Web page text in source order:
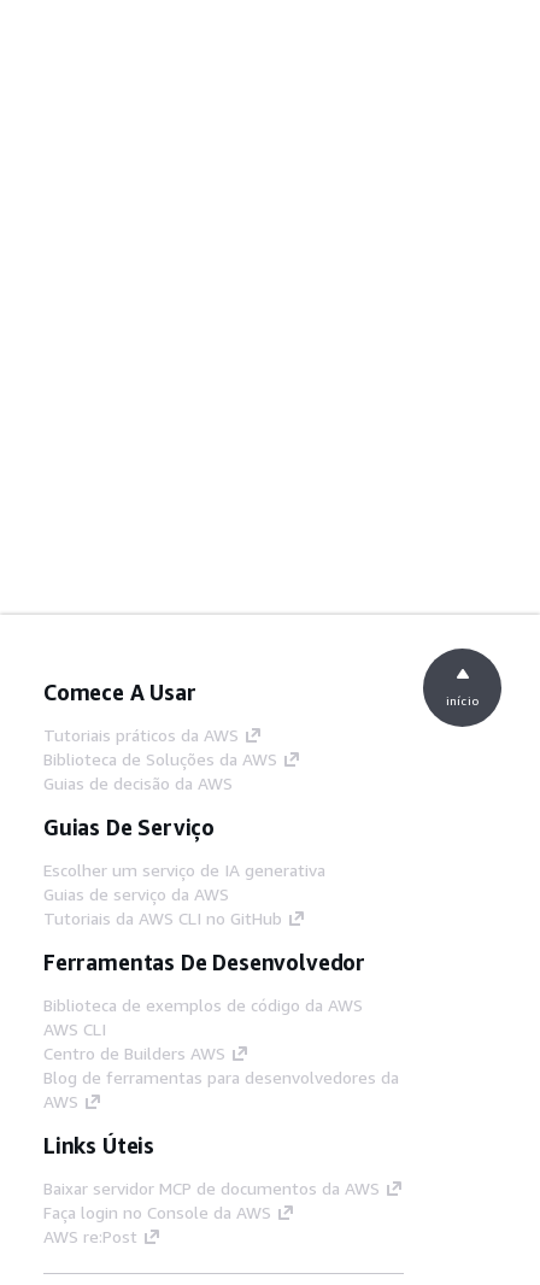
Comece A Usar
Tutoriais práticos da AWS
Biblioteca de Soluções da AWS
Guias de decisão da AWS
Guias De Serviço
Escolher um serviço de IA generativa
Guias de serviço da AWS
Tutoriais da AWS CLI no GitHub
Ferramentas De Desenvolvedor
Biblioteca de exemplos de código da AWS
AWS CLI
Centro de Builders AWS
Blog de ferramentas para desenvolvedores da
AWS
Links Úteis
Baixar servidor MCP de documentos da AWS
Faça login no Console da AWS
AWS re:Post
início